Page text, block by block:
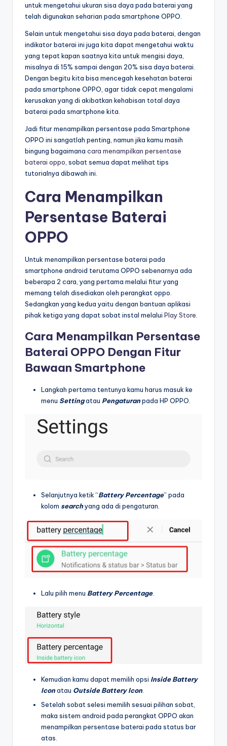
untuk mengetahui ukuran sisa daya pada baterai yang
telah digunakan seharian pada smartphone OPPO.
Selain untuk mengetahui sisa daya pada baterai, dengan
indikator baterai ini juga kita dapat mengetahui waktu
yang tepat kapan saatnya kita untuk mengisi daya,
misalnya di 15% sampai dengan 20% sisa daya baterai.
Dengan begitu kita bisa mencegah kesehatan baterai
pada smartphone OPPO, agar tidak cepat mengalami
kerusakan yang di akibatkan kehabisan total daya
baterai pada smartphone kita.
Jadi fitur menampilkan persentase pada Smartphone
OPPO ini sangatlah penting, namun jika kamu masih
bingung bagaimana cara menampilkan persentase
baterai oppo , sobat semua dapat melihat tips
tutorialnya dibawah ini.
Cara Menampilkan
Persentase Baterai
OPPO
Untuk menampilkan persentase baterai pada
smartphone android terutama OPPO sebenarnya ada
beberapa 2 cara, yang pertama melalui fitur yang
memang telah disediakan oleh perangkat oppo.
Sedangkan yang kedua yaitu dengan bantuan aplikasi
pihak ketiga yang dapat sobat instal melalui Play Store
Cara Menampilkan Persentase
Baterai OPPO Dengan Fitur
Bawaan Smartphone
Langkah pertama tentunya kamu harus masuk ke
menu Settingatau Pengaturanpada HP OPPO.
Selanjutnya ketik “Battery Percentage” pada
kolom searchyang ada di pengaturan.
Lalu pilih menu Battery Percentage.
Kemudian kamu dapat memilih opsi Inside Battery
Iconatau Outside Battery Icon.
Setelah sobat selesi memilih sesuai pilihan sobat,
maka sistem android pada perangkat OPPO akan
menampilkan persentase baterai pada status bar
atas.